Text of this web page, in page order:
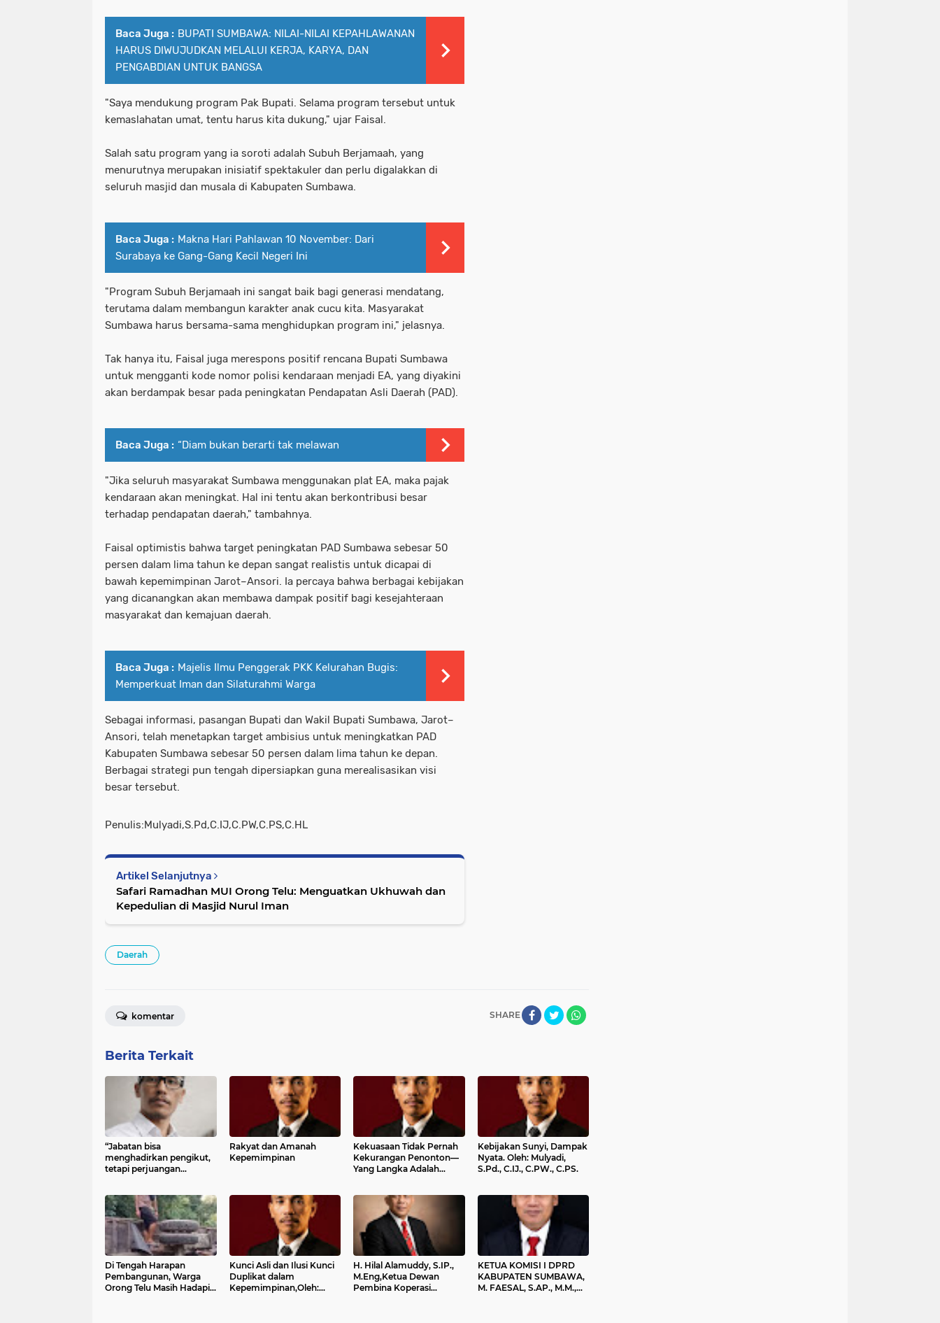
Baca Juga : BUPATI SUMBAWA: NILAI-NILAI KEPAHLAWANAN
HARUS DIWUJUDKAN MELALUI KERJA, KARYA, DAN
PENGABDIAN UNTUK BANGSA
"Saya mendukung program Pak Bupati. Selama program tersebut untuk
kemaslahatan umat, tentu harus kita dukung," ujar Faisal.
Salah satu program yang ia soroti adalah Subuh Berjamaah, yang
menurutnya merupakan inisiatif spektakuler dan perlu digalakkan di
seluruh masjid dan musala di Kabupaten Sumbawa.
Baca Juga : Makna Hari Pahlawan 10 November: Dari
Surabaya ke Gang-Gang Kecil Negeri Ini
"Program Subuh Berjamaah ini sangat baik bagi generasi mendatang,
terutama dalam membangun karakter anak cucu kita. Masyarakat
Sumbawa harus bersama-sama menghidupkan program ini," jelasnya.
Tak hanya itu, Faisal juga merespons positif rencana Bupati Sumbawa
untuk mengganti kode nomor polisi kendaraan menjadi EA, yang diyakini
akan berdampak besar pada peningkatan Pendapatan Asli Daerah (PAD).
Baca Juga : “Diam bukan berarti tak melawan
"Jika seluruh masyarakat Sumbawa menggunakan plat EA, maka pajak
kendaraan akan meningkat. Hal ini tentu akan berkontribusi besar
terhadap pendapatan daerah," tambahnya.
Faisal optimistis bahwa target peningkatan PAD Sumbawa sebesar 50
persen dalam lima tahun ke depan sangat realistis untuk dicapai di
bawah kepemimpinan Jarot–Ansori. Ia percaya bahwa berbagai kebijakan
yang dicanangkan akan membawa dampak positif bagi kesejahteraan
masyarakat dan kemajuan daerah.
Baca Juga : Majelis Ilmu Penggerak PKK Kelurahan Bugis:
Memperkuat Iman dan Silaturahmi Warga
Sebagai informasi, pasangan Bupati dan Wakil Bupati Sumbawa, Jarot–
Ansori, telah menetapkan target ambisius untuk meningkatkan PAD
Kabupaten Sumbawa sebesar 50 persen dalam lima tahun ke depan.
Berbagai strategi pun tengah dipersiapkan guna merealisasikan visi
besar tersebut.
Penulis:Mulyadi,S.Pd,C.IJ,C.PW,C.PS,C.HL
Artikel Selanjutnya
Safari Ramadhan MUI Orong Telu: Menguatkan Ukhuwah dan
Kepedulian di Masjid Nurul Iman
Daerah
SHARE
komentar
Berita Terkait
“Jabatan bisa
menghadirkan pengikut,
tetapi perjuangan
Rakyat dan Amanah
Kepemimpinan
Kekuasaan Tidak Pernah
Kekurangan Penonton—
Yang Langka Adalah
C.PW., C.PS.
Kebijakan Sunyi, Dampak
Nyata. Oleh: Mulyadi,
S.Pd., C.IJ., C.PW., C.PS.
Di Tengah Harapan
Pembangunan, Warga
Orong Telu Masih Hadapi
Kunci Asli dan Ilusi Kunci
Duplikat dalam
Kepemimpinan,Oleh:
H. Hilal Alamuddy, S.IP.,
M.Eng,Ketua Dewan
Pembina Koperasi
KETUA KOMISI I DPRD
KABUPATEN SUMBAWA,
M. FAESAL, S.AP., M.M.,